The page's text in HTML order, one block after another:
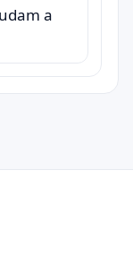
a